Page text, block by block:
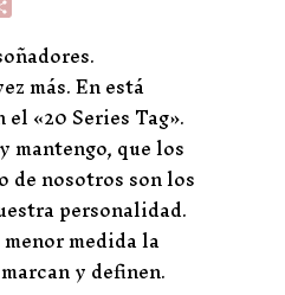
m
p
a
r
t
ir
más. En está
«20 Series Tag».
mantengo, que los
de nosotros son los
personalidad.
medida la
y definen.